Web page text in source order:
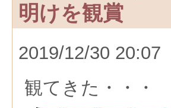
明けを観賞
2019/12/30 20:07
観てきた・・・